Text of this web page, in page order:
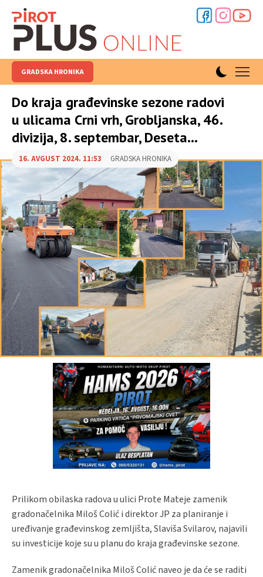
GRADSKA HRONIKA
Do kraja građevinske sezone radovi
u ulicama Crni vrh, Grobljanska, 46.
divizija, 8. septembar, Deseta...
16. AVGUST 2024. 11:53 GRADSKA HRONIKA
Prilikom obilaska radova u ulici Prote Mateje zamenik
gradonačelnika Miloš Colić i direktor JP za planiranje i
uređivanje građevinskog zemljišta, Slaviša Svilarov, najavili
su investicije koje su u planu do kraja građevinske sezone.
Zamenik gradonačelnika Miloš Colić naveo je da će se raditi